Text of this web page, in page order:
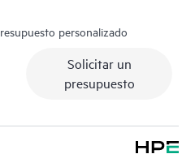
personalizado
Solicitar un
presupuesto